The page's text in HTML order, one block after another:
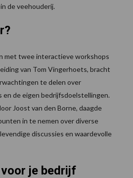
de veehouderij.
met twee interactieve workshops
van Tom Vingerhoets, bracht
te delen over
en de eigen bedrijfsdoelstellingen.
Joost van den Borne, daagde
in te nemen over diverse
discussies en waardevolle
je bedrijf